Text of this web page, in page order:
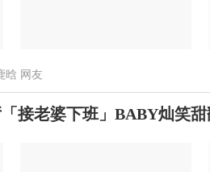
晗 网友
接老婆下班」BABY灿笑甜